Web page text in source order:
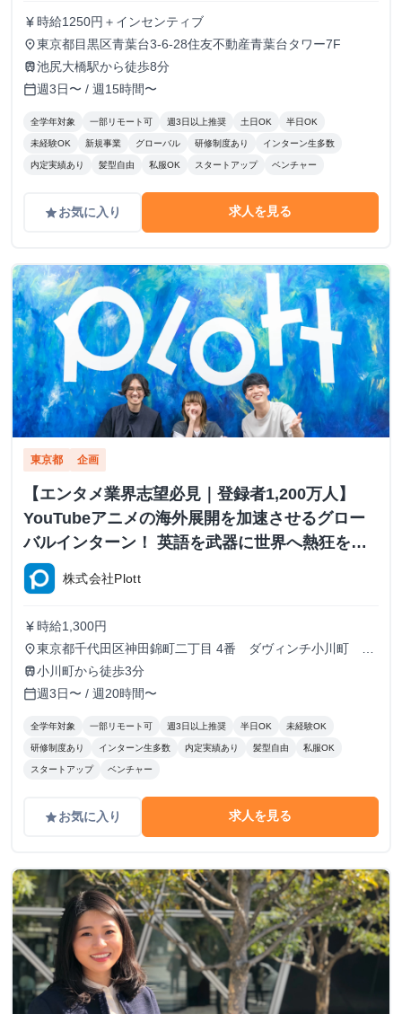
currency_yen 時給1250円＋インセンティブ
place東京都目黒区青葉台3-6-28住友不動産青葉台タワー7F
train池尻大橋駅から徒歩8分
calendar_today週3日〜 / 週15時間〜
全学年対象 一部リモート可 週3日以上推奨 土日OK 半日OK
未経験OK 新規事業 グローバル 研修制度あり インターン生多数
内定実績あり 髪型自由 私服OK スタートアップ ベンチャー
gradeお気に入り 求人を見る
東京都 企画
【エンタメ業界志望必見｜登録者1,200万人】
YouTubeアニメの海外展開を加速させるグロー
バルインターン！ 英語を武器に世界へ熱狂を届
ける #早期内定あり
株式会社Plott
currency_yen 時給1,300円
place東京都千代田区神田錦町二丁目 4番 ダヴィンチ小川町 ５
階
train小川町から徒歩3分
calendar_today週3日〜 / 週20時間〜
全学年対象 一部リモート可 週3日以上推奨 半日OK 未経験OK
研修制度あり インターン生多数 内定実績あり 髪型自由 私服OK
スタートアップ ベンチャー
gradeお気に入り 求人を見る